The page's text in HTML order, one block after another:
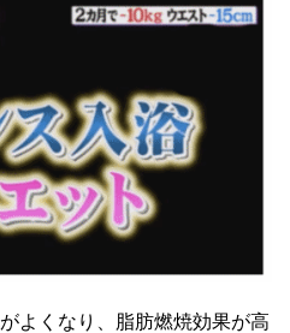
よくなり、脂肪燃焼効果が高